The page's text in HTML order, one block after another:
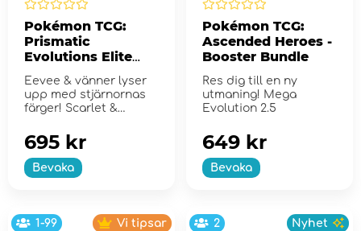
Pokémon TCG:
Prismatic
Evolutions Elite
Trainer Box
Eevee & vänner lyser
upp med stjärnornas
färger! Scarlet &
Bevaka
695 kr
Pokémon TCG:
Ascended Heroes -
Booster Bundle
Res dig till en ny
utmaning! Mega
Evolution 2.5
Bevaka
649 kr
1-99 Vi tipsar 2 Nyhet